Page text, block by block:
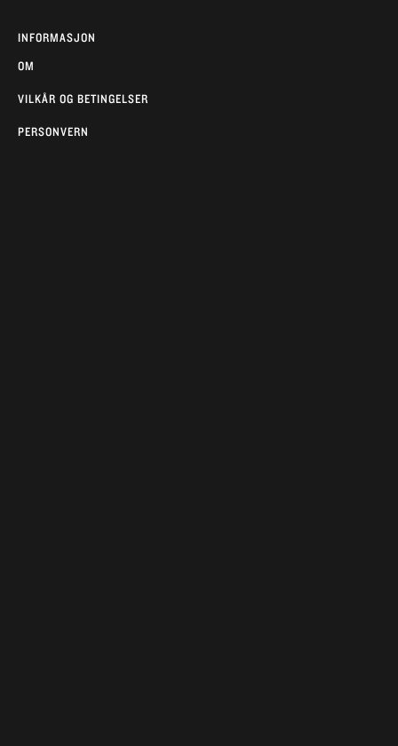
INFORMASJON
OM
VILKÅR OG BETINGELSER
PERSONVERN